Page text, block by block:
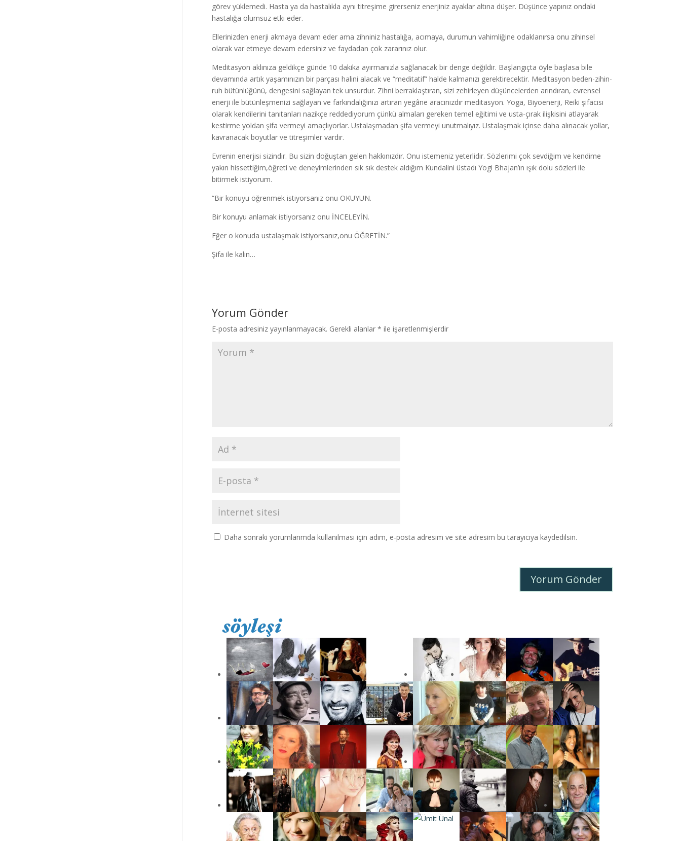
görev yüklemedi. Hasta ya da hastalıkla aynı titreşime girerseniz enerjiniz ayaklar altına düşer. Düşünce yapınız ondaki
hastalığa olumsuz etki eder.
Ellerinizden enerji akmaya devam eder ama zihniniz hastalığa, acımaya, durumun vahimliğine odaklanırsa onu zihinsel
olarak var etmeye devam edersiniz ve faydadan çok zararınız olur.
Meditasyon aklınıza geldikçe günde 10 dakika ayırmanızla sağlanacak bir denge değildir. Başlangıçta öyle başlasa bile
devamında artık yaşamınızın bir parçası halini alacak ve “meditatif” halde kalmanızı gerektirecektir. Meditasyon beden-zihin-
ruh bütünlüğünü, dengesini sağlayan tek unsurdur. Zihni berraklaştıran, sizi zehirleyen düşüncelerden arındıran, evrensel
enerji ile bütünleşmenizi sağlayan ve farkındalığınızı artıran yegâne aracınızdır meditasyon. Yoga, Biyoenerji, Reiki şifacısı
olarak kendilerini tanıtanları nazikçe reddediyorum çünkü almaları gereken temel eğitimi ve usta-çırak ilişkisini atlayarak
kestirme yoldan şifa vermeyi amaçlıyorlar. Ustalaşmadan şifa vermeyi unutmalıyız. Ustalaşmak içinse daha alınacak yollar,
kavranacak boyutlar ve titreşimler vardır.
Evrenin enerjisi sizindir. Bu sizin doğuştan gelen hakkınızdır. Onu istemeniz yeterlidir. Sözlerimi çok sevdiğim ve kendime
yakın hissettiğim,öğreti ve deneyimlerinden sık sık destek aldığım Kundalini üstadı Yogi Bhajan’ın ışık dolu sözleri ile
bitirmek istiyorum.
“Bir konuyu öğrenmek istiyorsanız onu OKUYUN.
Bir konuyu anlamak istiyorsanız onu İNCELEYİN.
Eğer o konuda ustalaşmak istiyorsanız,onu ÖĞRETİN.”
Şifa ile kalın…
Yorum Gönder
E-posta adresiniz yayınlanmayacak. Gerekli alanlar * ile işaretlenmişlerdir
Daha sonraki yorumlarımda kullanılması için adım, e-posta adresim ve site adresim bu tarayıcıya kaydedilsin.